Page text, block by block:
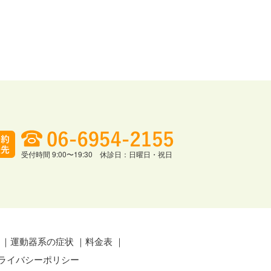
受付時間 9:00〜19:30 休診日：日曜日・祝日
運動器系の症状
料金表
イバシーポリシー